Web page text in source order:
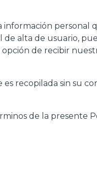
personal
alta de usuario,
de recibir
recopilada sin su
de la